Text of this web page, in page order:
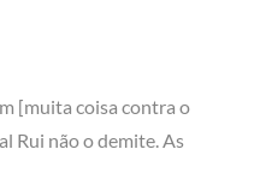
[muita coisa contra o
Rui não o demite. As